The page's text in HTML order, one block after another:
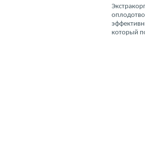
который